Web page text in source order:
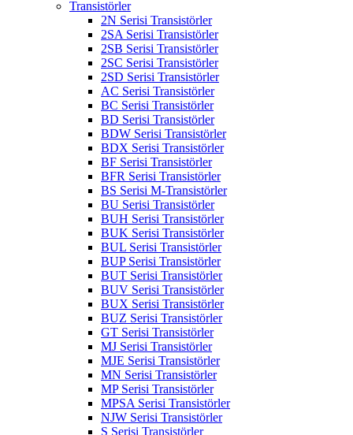
Transistörler
2N Serisi Transistörler
2SA Serisi Transistörler
2SB Serisi Transistörler
2SC Serisi Transistörler
2SD Serisi Transistörler
AC Serisi Transistörler
BC Serisi Transistörler
BD Serisi Transistörler
BDW Serisi Transistörler
BDX Serisi Transistörler
BF Serisi Transistörler
BFR Serisi Transistörler
BS Serisi M-Transistörler
BU Serisi Transistörler
BUH Serisi Transistörler
BUK Serisi Transistörler
BUL Serisi Transistörler
BUP Serisi Transistörler
BUT Serisi Transistörler
BUV Serisi Transistörler
BUX Serisi Transistörler
BUZ Serisi Transistörler
GT Serisi Transistörler
MJ Serisi Transistörler
MJE Serisi Transistörler
MN Serisi Transistörler
MP Serisi Transistörler
MPSA Serisi Transistörler
NJW Serisi Transistörler
S Serisi Transistörler